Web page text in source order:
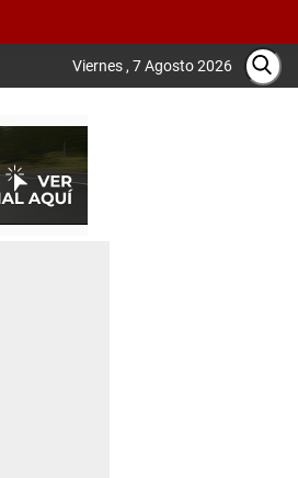
Viernes , 7 Agosto 2026